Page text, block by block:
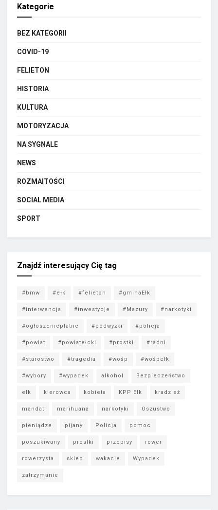
Kategorie
BEZ KATEGORII
COVID-19
FELIETON
HISTORIA
KULTURA
MOTORYZACJA
NA SYGNALE
NEWS
ROZMAITOŚCI
SOCIAL MEDIA
SPORT
Znajdź interesujący Cię tag
#bmw #ełk #felieton #gminaEłk
#interwencja #inwestycje #Mazury #narkotyki
#ogłoszeniepłatne #podwyżki #policja
#powiat #powiatełcki #prostki #radni
#starostwo #tragedia #wośp #wośpełk
#wybory #wypadek alkohol Bezpieczeństwo
ełk kierowca kobieta KPP Ełk kradzież
mandat marihuana narkotyki Oszustwo
pieniądze pijany Policja pomoc
poszukiwany prostki przepisy rower
rowerzysta sklep wakacje Wypadek
zatrzymanie